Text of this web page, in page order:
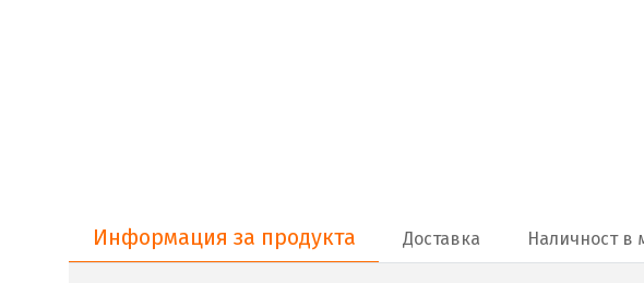
Информация за продукта
Доставка Наличност в